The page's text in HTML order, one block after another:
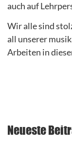
auch auf
Wir alle sind
all unserer
Arbeiten in
Neueste